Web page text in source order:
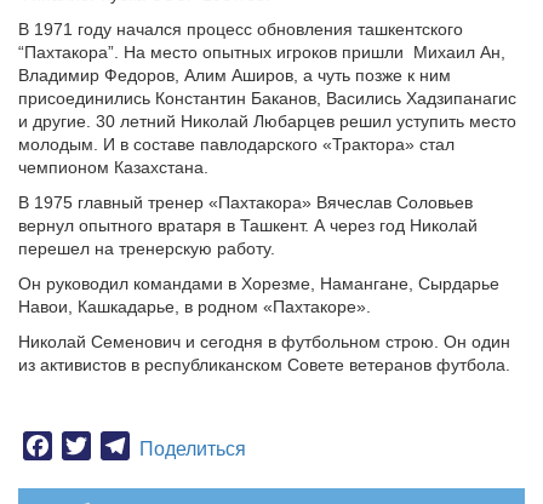
В 1971 году начался процесс обновления ташкентского
“Пахтакора”. На место опытных игроков пришли Михаил Ан,
Владимир Федоров, Алим Аширов, а чуть позже к ним
присоединились Константин Баканов, Васились Хадзипанагис
и другие. 30 летний Николай Любарцев решил уступить место
молодым. И в составе павлодарского «Трактора» стал
чемпионом Казахстана.
В 1975 главный тренер «Пахтакора» Вячеслав Соловьев
вернул опытного вратаря в Ташкент. А через год Николай
перешел на тренерскую работу.
Он руководил командами в Хорезме, Намангане, Сырдарье
Навои, Кашкадарье, в родном «Пахтакоре».
Николай Семенович и сегодня в футбольном строю. Он один
из активистов в республиканском Совете ветеранов футбола.
Facebook
TwitterTelegram
Поделиться